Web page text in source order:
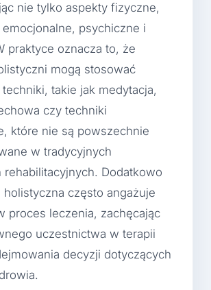
nie tylko aspekty fizyczne,
psychiczne i
praktyce oznacza to, że
mogą stosować
takie jak medytacja,
czy techniki
które nie są powszechnie
w tradycyjnych
rehabilitacyjnych. Dodatkowo
holistyczna często angażuje
proces leczenia, zachęcając
uczestnictwa w terapii
decyzji dotyczących